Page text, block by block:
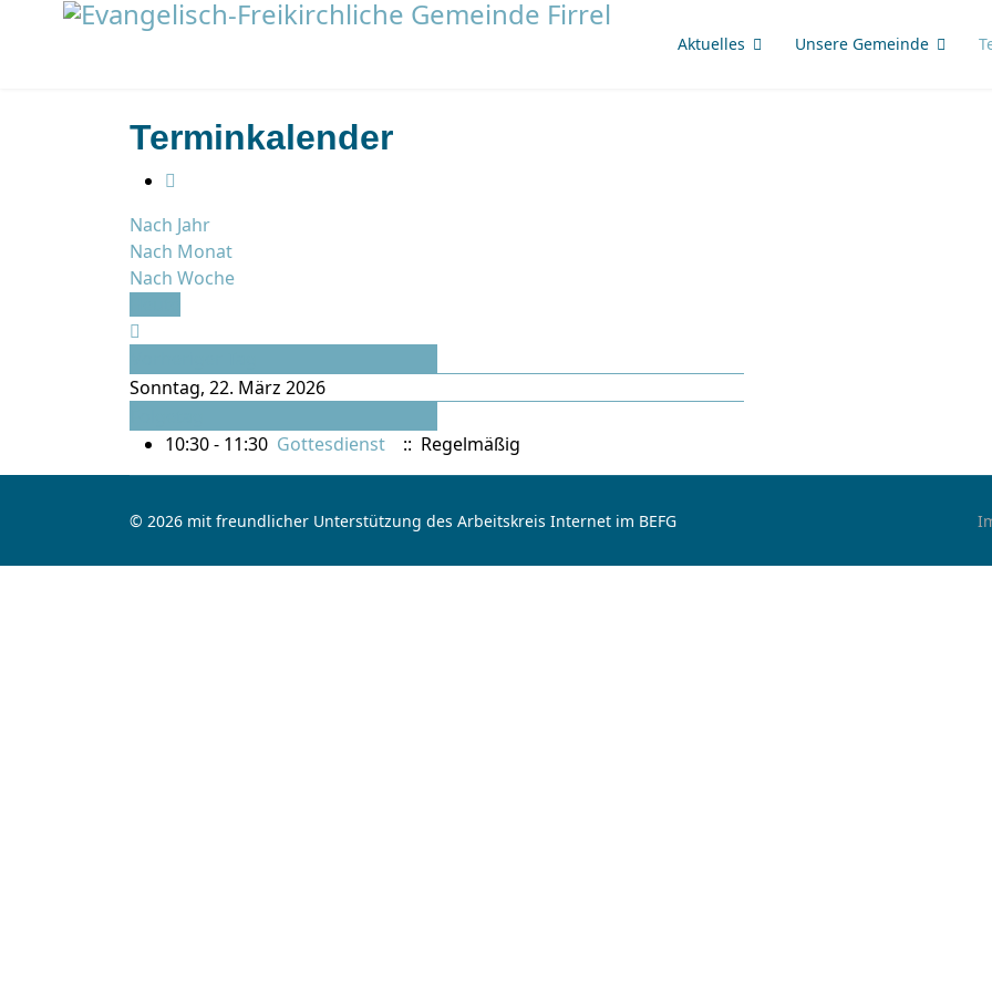
Aktuelles Unsere Gemeinde
Terminkalender
Nach Jahr
Nach Monat
Nach Woche
Sonntag, 22. März 2026
10:30 - 11:30 Gottesdienst :: Regelmäßig
© 2026 mit freundlicher Unterstützung des Arbeitskreis Internet im BEFG